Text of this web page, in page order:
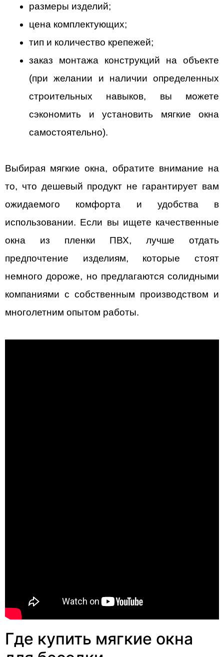
размеры изделий;
цена комплектующих;
тип и количество крепежей;
заказ монтажа конструкций на объекте
(при желании и наличии определенных
строительных навыков, вы можете
сэкономить и установить мягкие окна
самостоятельно).
Выбирая мягкие окна, обратите внимание на
то, что дешевый продукт не гарантирует вам
ожидаемого комфорта и удобства в
использовании. Если вы ищете качественные
окна из пленки ПВХ, лучше отдать
предпочтение изделиям, которые стоят
немного дороже, но предлагаются солидными
компаниями с собственным производством и
многолетним опытом работы.
Где купить мягкие окна